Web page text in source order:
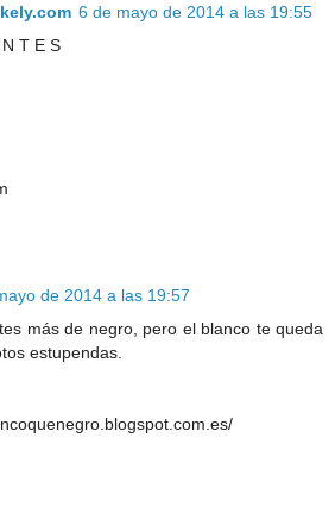
6 de mayo de 2014 a las 19:55
T E S
de 2014 a las 19:57
más de negro, pero el blanco te queda
estupendas.